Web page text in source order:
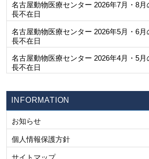
名古屋動物医療センター 2026年7月・8
長不在日
名古屋動物医療センター 2026年5月・6
長不在日
名古屋動物医療センター 2026年4月・5
長不在日
INFORMATION
お知らせ
個人情報保護方針
サイトマップ